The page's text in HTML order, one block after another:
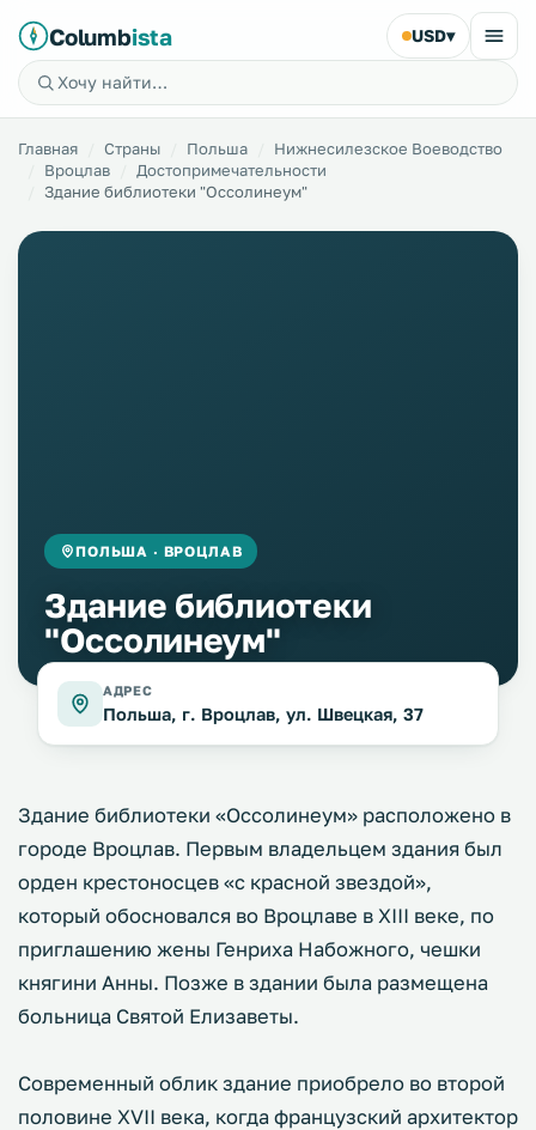
Columbista USD▾
Главная Страны Польша
Нижнесилезское Воеводство
Вроцлав
Достопримечательности
Здание библиотеки "Оссолинеум"
ПОЛЬША · ВРОЦЛАВ
Здание библиотеки
"Оссолинеум"
АДРЕС
Польша, г. Вроцлав, ул. Швецкая, 37
Здание библиотеки «Оссолинеум» расположено в
городе Вроцлав. Первым владельцем здания был
орден крестоносцев «с красной звездой»,
который обосновался во Вроцлаве в XIII веке, по
приглашению жены Генриха Набожного, чешки
княгини Анны. Позже в здании была размещена
больница Святой Елизаветы.
Современный облик здание приобрело во второй
половине XVII века, когда французский архитектор